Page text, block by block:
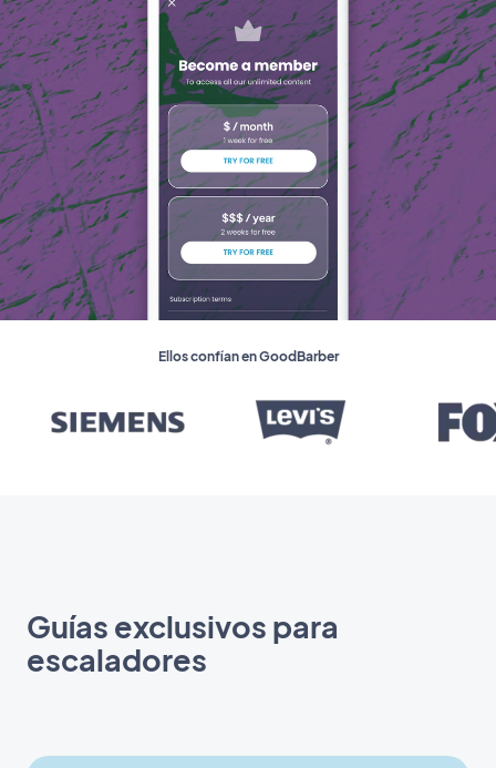
Ellos confían en GoodBarber
Guías exclusivos para
escaladores